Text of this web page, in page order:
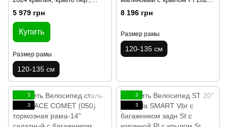
крыло зад., подножка, звонок
5 979 грн
Купить
Размер рамы
120-135 см
(оранжевый)
8 196 грн
Размер рамы
120-135 см
3
3
3
3